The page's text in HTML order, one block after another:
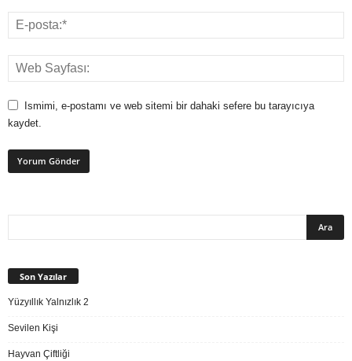
Ismimi, e-postamı ve web sitemi bir dahaki sefere bu tarayıcıya
kaydet.
Son Yazılar
Yüzyıllık Yalnızlık 2
Sevilen Kişi
Hayvan Çiftliği